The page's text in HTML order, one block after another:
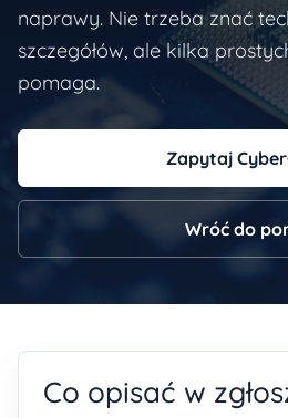
naprawy. Nie trzeba znać
szczegółów, ale kilka
pomaga.
Zapytaj
Wróć do
Co opisać w